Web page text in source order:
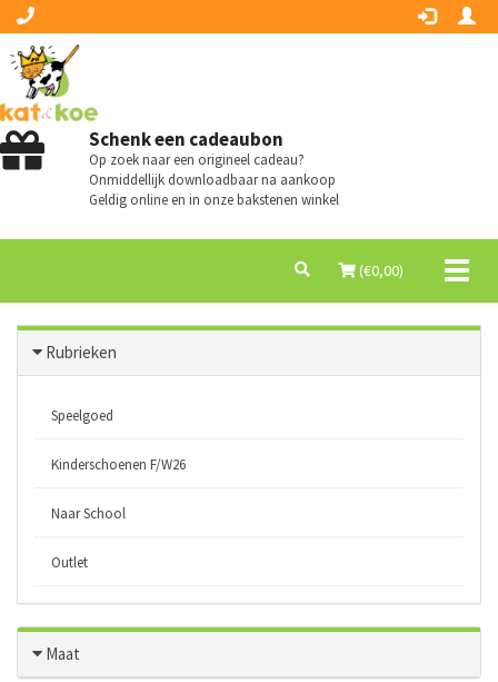
Schenk een cadeaubon
Op zoek naar een origineel cadeau?
Onmiddellijk downloadbaar na aankoop
Geldig online en in onze bakstenen winkel
(€0,00)
Rubrieken
Speelgoed
Kinderschoenen F/W26
Naar School
Outlet
Maat